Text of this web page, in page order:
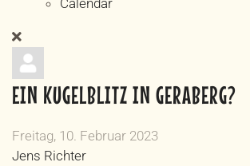
Calendar
EIN KUGELBLITZ IN GERABERG?
Freitag, 10. Februar 2023
Jens Richter